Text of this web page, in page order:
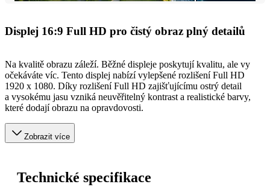
Displej 16:9 Full HD pro čistý obraz plný detailů
Na kvalitě obrazu záleží. Běžné displeje poskytují kvalitu, ale vy
očekáváte víc. Tento displej nabízí vylepšené rozlišení Full HD
1920 x 1080. Díky rozlišení Full HD zajišťujícímu ostrý detail
a vysokému jasu vzniká neuvěřitelný kontrast a realistické barvy,
které dodají obrazu na opravdovosti.
Zobrazit více
Technické specifikace